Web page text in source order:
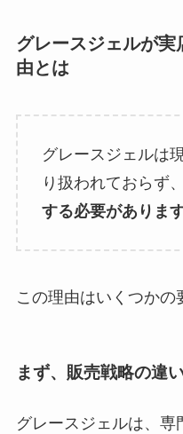
グレースジェルが実
由とは
グレースジェルは
り扱われておらず、
する必要がありま
この理由はいくつかの
まず、 販売戦略の違
グレースジェルは、